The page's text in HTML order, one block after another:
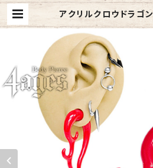
アクリルクロウドラゴ
(UCL3-0G-